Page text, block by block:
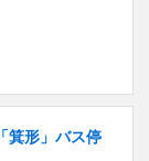
箕形」バス停